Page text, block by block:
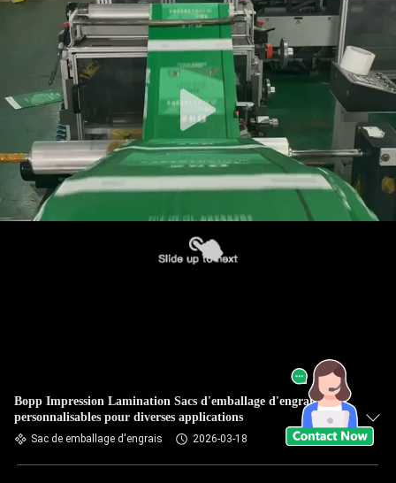
Bopp Impression Lamination Sacs d'emballage d'engrais
personnalisables pour diverses applications
Sac de emballage d'engrais 2026-03-18